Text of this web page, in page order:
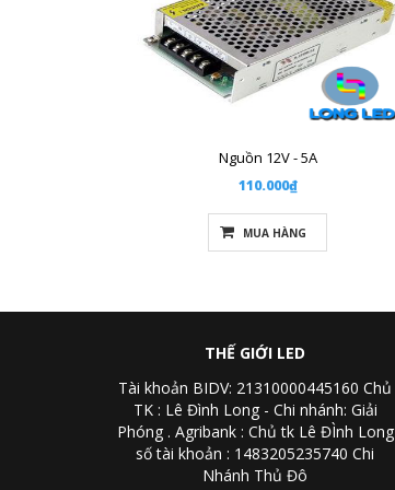
Nguồn 12V - 5A
110.000₫
MUA HÀNG
THẾ GIỚI LED
Tài khoản BIDV: 21310000445160 Chủ
TK : Lê Đình Long - Chi nhánh: Giải
Phóng . Agribank : Chủ tk Lê ĐÌnh Long
số tài khoản : 1483205235740 Chi
Nhánh Thủ Đô